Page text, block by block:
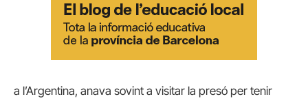
a l’Argentina, anava sovint a visitar la presó per tenir